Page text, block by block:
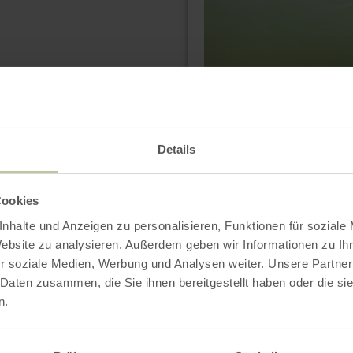
Details
und Anzeigen zu personalisieren, Funktionen für soziale
zu analysieren. Außerdem geben wir Informationen zu
soziale Medien, Werbung und Analysen weiter. Unsere
zusammen, die Sie ihnen bereitgestellt haben oder die
mehr
erfahren
zu:
Route